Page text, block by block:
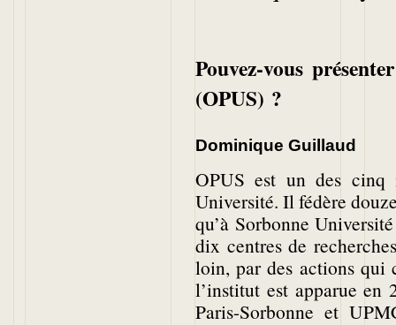
Pouvez-vous
(OPUS) ?
Dominique Guillaud
OPUS est un des cinq
Université. Il fédère
qu’à Sorbonne
dix centres de
loin, par des actions qui
l’institut est apparue en
Paris-Sorbonne et